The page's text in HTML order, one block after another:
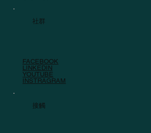
社群
FACEBOOK
LINKEDIN
YOUTUBE
INSTRAGRAM
接觸